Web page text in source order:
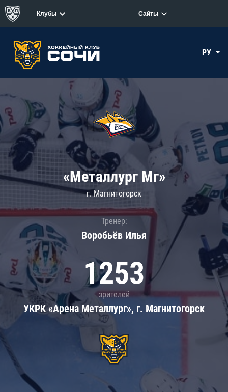
Клубы Сайты
РУ
«Металлург Мг»
г. Магнитогорск
Тренер:
Воробьёв Илья
1253
зрителей
УКРК «Арена Металлург», г. Магнитогорск